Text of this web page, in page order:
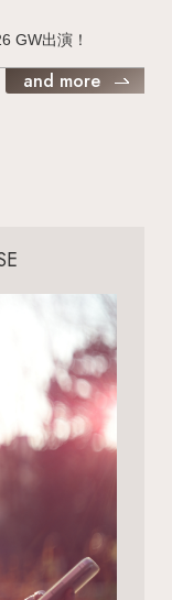
GW出演！
and more